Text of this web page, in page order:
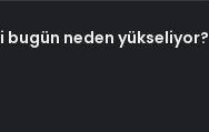
bugün neden yükseliyor?